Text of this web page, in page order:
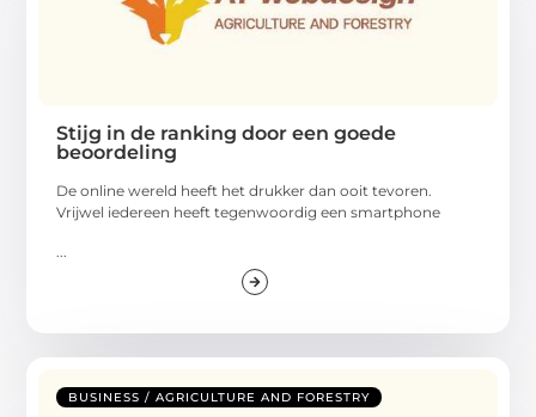
Stijg in de ranking door een goede
beoordeling
De online wereld heeft het drukker dan ooit tevoren.
Vrijwel iedereen heeft tegenwoordig een smartphone
BUSINESS / AGRICULTURE AND FORESTRY